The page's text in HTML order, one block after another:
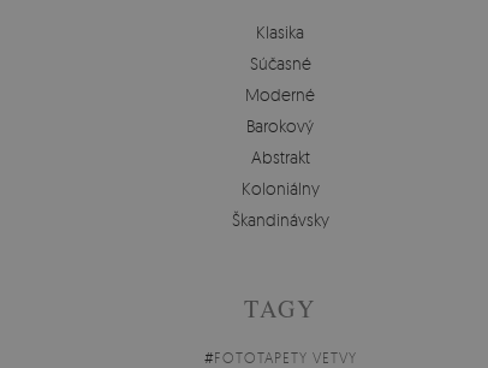
Klasika
Súčasné
Moderné
Barokový
Abstrakt
Koloniálny
Škandinávsky
TAGY
#FOTOTAPETY VETVY